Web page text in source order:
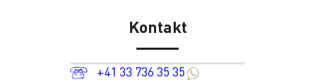
Kontakt
+41 33 736 35 35